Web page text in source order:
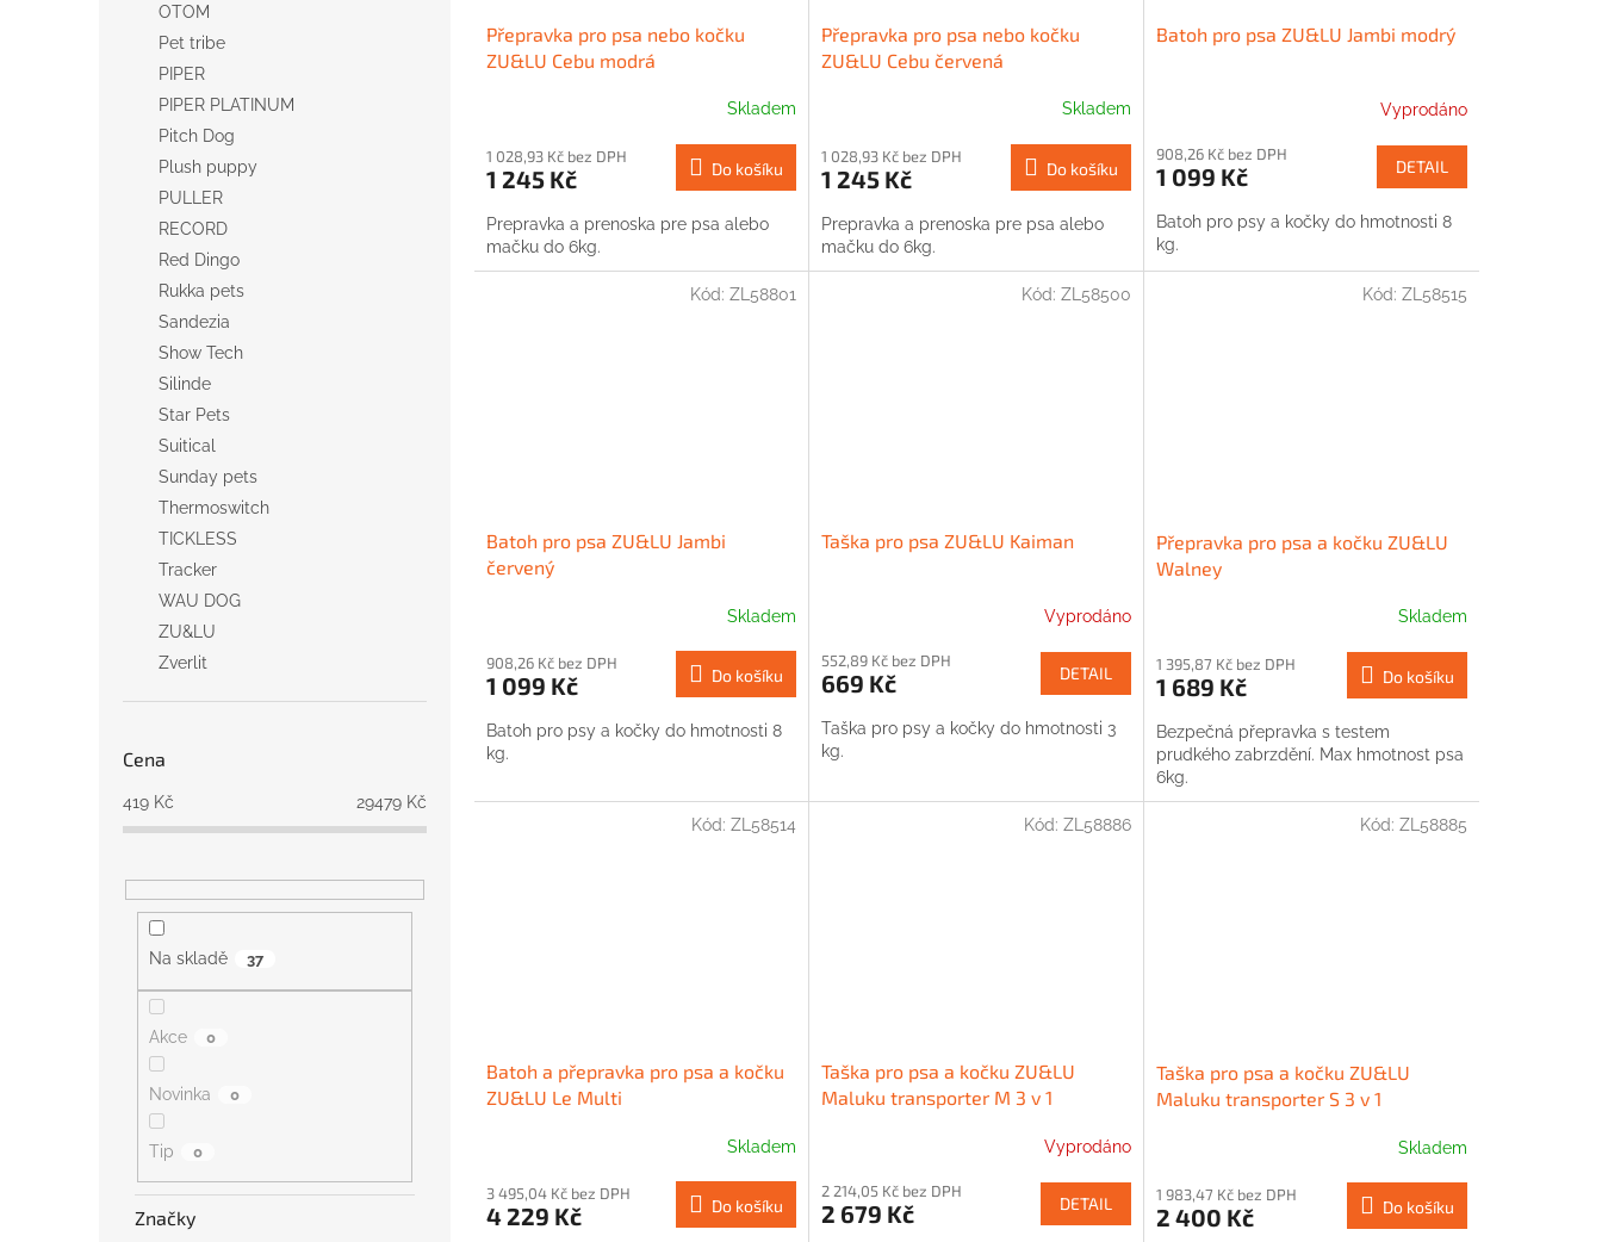
OTOM
Pet tribe
PIPER
PIPER PLATINUM
Pitch Dog
Plush puppy
PULLER
RECORD
Red Dingo
Rukka pets
Sandezia
Show Tech
Silinde
Star Pets
Suitical
Sunday pets
Thermoswitch
TICKLESS
Tracker
WAU DOG
ZU&LU
Zverlit
Cena
419 Kč 29479 Kč
Na skladě 37
Akce 0
Novinka 0
Tip 0
Značky
Přepravka pro psa nebo kočku
ZU&LU Cebu modrá
Skladem
1 028,93 Kč bez DPH
1 245 Kč Do košíku
Prepravka a prenoska pre psa alebo
mačku do 6kg.
Přepravka pro psa nebo kočku
ZU&LU Cebu červená
Skladem
1 028,93 Kč bez DPH
1 245 Kč Do košíku
Prepravka a prenoska pre psa alebo
mačku do 6kg.
Batoh pro psa ZU&LU Jambi modrý
Vyprodáno
908,26 Kč bez DPH
1 099 Kč DETAIL
Batoh pro psy a kočky do hmotnosti 8
kg.
Batoh pro psa ZU&LU Jambi
červený
Skladem
908,26 Kč bez DPH
1 099 Kč Do košíku
Batoh pro psy a kočky do hmotnosti 8
kg.
Kód: ZL58801
Taška pro psa ZU&LU Kaiman
Vyprodáno
552,89 Kč bez DPH
669 Kč DETAIL
Taška pro psy a kočky do hmotnosti 3
kg.
Kód: ZL58500
Přepravka pro psa a kočku ZU&LU
Walney
Skladem
1 395,87 Kč bez DPH
1 689 Kč Do košíku
Bezpečná přepravka s testem
prudkého zabrzdění. Max hmotnost psa
6kg.
Kód: ZL58515
Batoh a přepravka pro psa a kočku
ZU&LU Le Multi
Skladem
3 495,04 Kč bez DPH
4 229 Kč Do košíku
Kód: ZL58514
Taška pro psa a kočku ZU&LU
Maluku transporter M 3 v 1
Vyprodáno
2 214,05 Kč bez DPH
2 679 Kč DETAIL
Kód: ZL58886
Taška pro psa a kočku ZU&LU
Maluku transporter S 3 v 1
Skladem
1 983,47 Kč bez DPH
2 400 Kč Do košíku
Kód: ZL58885